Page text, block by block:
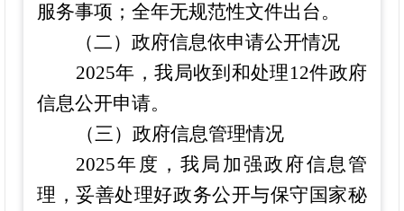
服务事项；全年无规范性文件出台。
（二）政府信息依申请公开情况
2025年，我局收到和处理 12件政府
信息公开申请。
（三）政府信息管理情况
2025年度，我局加强政府信息管
理，妥善处理好政务公开与保守国家秘